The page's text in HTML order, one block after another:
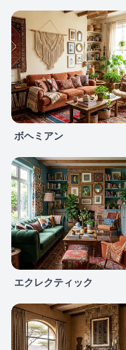
ボヘミアン
エクレクティック